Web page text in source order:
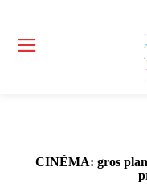
CINÉMA: gros